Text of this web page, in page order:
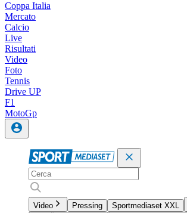
Coppa Italia
Mercato
Calcio
Live
Risultati
Video
Foto
Tennis
Drive UP
F1
MotoGp
Video Pressing Sportmediaset XXL